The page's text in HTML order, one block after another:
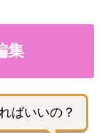
集
ばいいの？